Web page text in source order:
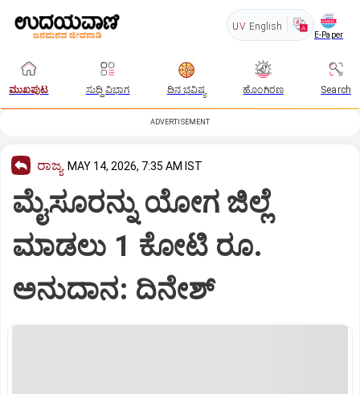
UV English
E-Paper
ಮುಖಪುಟ ಸುದ್ದಿ ವಿಭಾಗ ದಿನ ಭವಿಷ್ಯ ಹೊಂಗಿರಣ Search
ADVERTISEMENT
ರಾಜ್ಯ MAY 14, 2026, 7:35 AM IST
ಮೈಸೂರನ್ನು ಯೋಗ ಜಿಲ್ಲೆ
ಮಾಡಲು 1 ಕೋಟಿ ರೂ.
ಅನುದಾನ: ದಿನೇಶ್‌